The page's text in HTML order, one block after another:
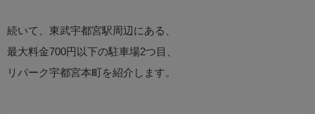
続いて、東武宇都宮駅周辺にある、
最大料金700円以下の駐車場2つ目、
リパーク宇都宮本町を紹介します。